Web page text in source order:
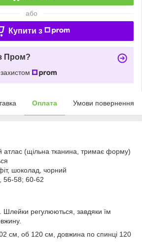
або
Купити з
Пром?
Оплата Умови повернення
атлас (щільна тканина, тримає форму)
шоколад, чорний
56-58; 60-62
Шлейки регулюються, завдяки їм
см, об 120 см, довжина по спинці 120